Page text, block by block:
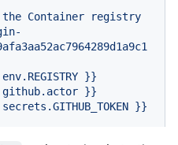
the Container
registry
env.REGISTRY }}
github.actor }}
secrets.GITHUB_TOKEN }}